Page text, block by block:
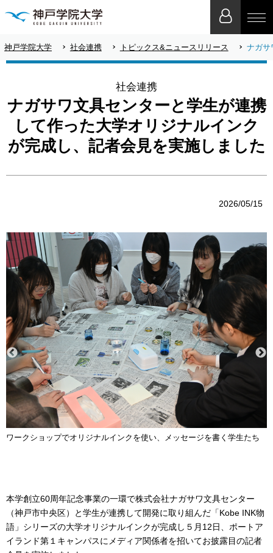
神戸学院大学 社会連携 トピックス&ニュースリリース ナガサ
社会連携
ナガサワ文具センターと学生が連携
して作った大学オリジナルインク
が完成し、記者会見を実施しました
2026/05/15
ワークショップでオリジナルインクを使い、メッセージを書く学生たち
本学創立60周年記念事業の一環で株式会社ナガサワ文具センター
（神戸市中央区）と学生が連携して開発に取り組んだ「Kobe INK物
語」シリーズの大学オリジナルインクが完成し５月12日、ポートア
イランド第１キャンパスにメディア関係者を招いてお披露目の記者